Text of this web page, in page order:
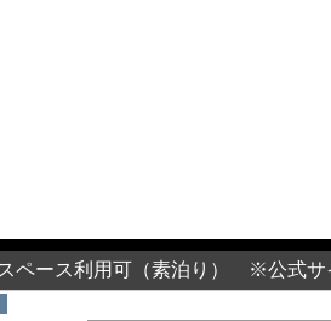
スペース利用可（素泊り） ※公式